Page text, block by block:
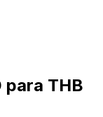
para THB